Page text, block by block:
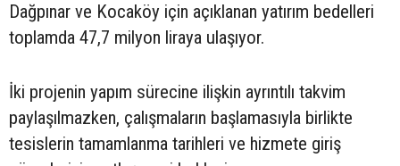
Dağpınar ve Kocaköy için açıklanan yatırım bedelleri
toplamda 47,7 milyon liraya ulaşıyor.
İki projenin yapım sürecine ilişkin ayrıntılı takvim
paylaşılmazken, çalışmaların başlamasıyla birlikte
tesislerin tamamlanma tarihleri ve hizmete giriş